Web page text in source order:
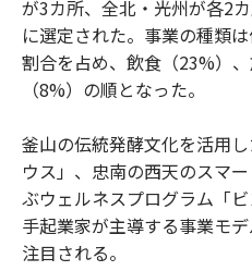
が3カ所、全北・光州が各2
に選定された。事業の種類
割合を占め、飲食（23%）
（8%）の順となった。
釜山の伝統発酵文化を活用
ウス」、忠南の西天のスマ
ぶウェルネスプログラム「
手起業家が主導する事業モ
注目される。